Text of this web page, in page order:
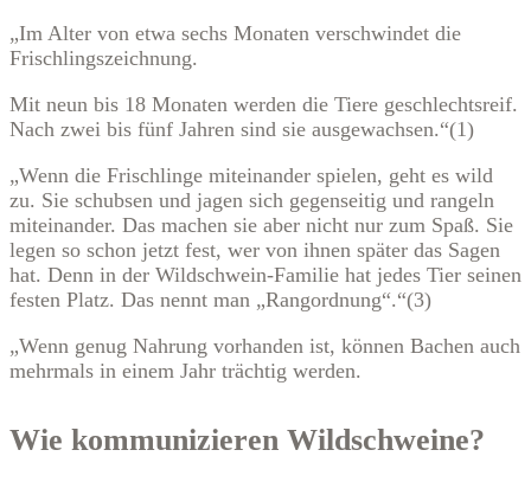
„Im Alter von etwa sechs Monaten verschwindet die
Frischlingszeichnung.
Mit neun bis 18 Monaten werden die Tiere geschlechtsreif.
Nach zwei bis fünf Jahren sind sie ausgewachsen.“(1)
„Wenn die Frischlinge miteinander spielen, geht es wild
zu. Sie schubsen und jagen sich gegenseitig und rangeln
miteinander. Das machen sie aber nicht nur zum Spaß. Sie
legen so schon jetzt fest, wer von ihnen später das Sagen
hat. Denn in der Wildschwein-Familie hat jedes Tier seinen
festen Platz. Das nennt man „Rangordnung“.“(3)
„Wenn genug Nahrung vorhanden ist, können Bachen auch
mehrmals in einem Jahr trächtig werden.
Wie kommunizieren Wildschweine?